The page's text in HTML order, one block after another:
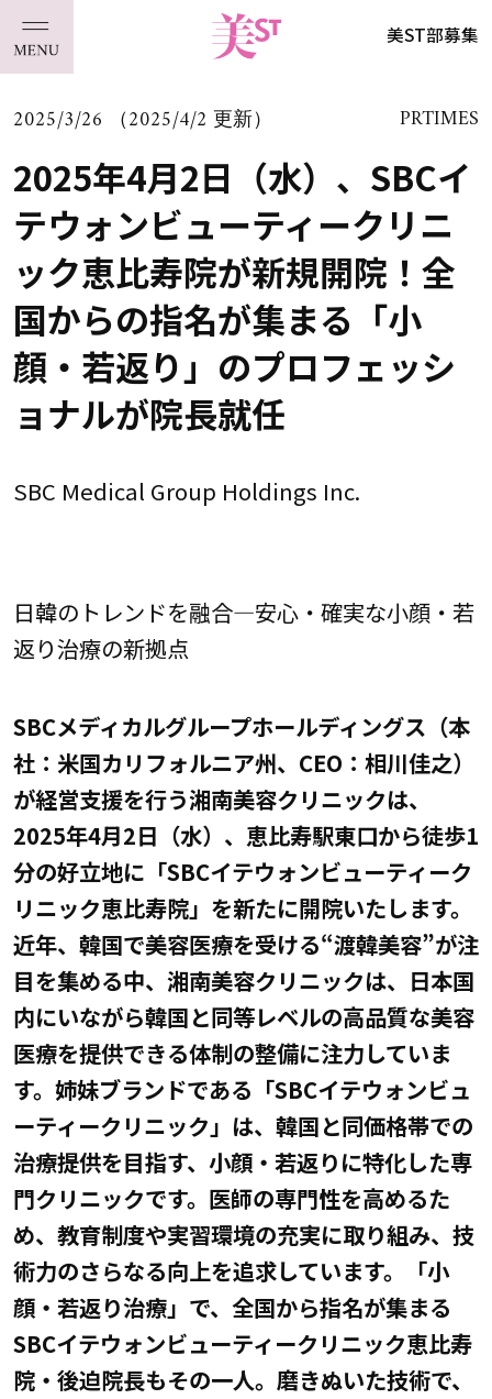
美ST部募集
2025/3/26 （2025/4/2 更新） PRTIMES
2025年4月2日（水）、SBCイ
テウォンビューティークリニ
ック恵比寿院が新規開院！全
国からの指名が集まる「小
顔・若返り」のプロフェッシ
ョナルが院長就任
SBC Medical Group Holdings Inc.
日韓のトレンドを融合―安心・確実な小顔・若
返り治療の新拠点
SBCメディカルグループホールディングス（本
社：米国カリフォルニア州、CEO：相川佳之）
が経営支援を行う湘南美容クリニックは、
2025年4月2日（水）、恵比寿駅東口から徒歩1
分の好立地に「SBCイテウォンビューティーク
リニック恵比寿院」を新たに開院いたします。
近年、韓国で美容医療を受ける“渡韓美容”が注
目を集める中、湘南美容クリニックは、日本国
内にいながら韓国と同等レベルの高品質な美容
医療を提供できる体制の整備に注力していま
す。姉妹ブランドである「SBCイテウォンビュ
ーティークリニック」は、韓国と同価格帯での
治療提供を目指す、小顔・若返りに特化した専
門クリニックです。医師の専門性を高めるた
め、教育制度や実習環境の充実に取り組み、技
術力のさらなる向上を追求しています。「小
顔・若返り治療」で、全国から指名が集まる
SBCイテウォンビューティークリニック恵比寿
院・後迫院長もその一人。磨きぬいた技術で、